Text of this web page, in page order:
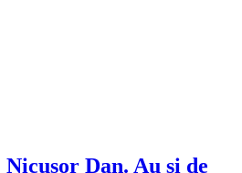
Dan. Au și de